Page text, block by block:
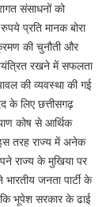
संसाधनों को
प्रति मानक बोरा
की चुनौती और
रखने में सफलता
की व्यवस्था की गई
के लिए छत्तीसगढ़
कोष से आर्थिक
तरह राज्य में अनेक
राज्य के मुखिया पर
जनता पार्टी के
कि भूपेश सरकार के ढाई